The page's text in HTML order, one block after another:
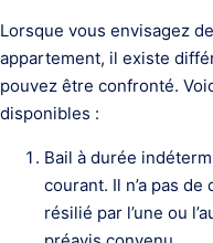
Lorsque vous envisagez
appartement, il existe
pouvez être confronté.
disponibles :
Bail à durée
courant. Il n’a pas
résilié par l’une ou